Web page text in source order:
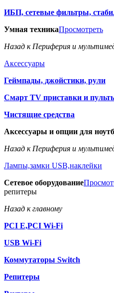
ИБП, сетевые фильтры,
Умная техникаПросмотреть
Назад к Периферия и
Аксессуары
Геймпады, джойстики, рули
Смарт TV приставки и
Чистящие средства
Аксессуары и опции для
Назад к Периферия и
Лампы,замки USB,наклейки
Сетевое оборудование
репитеры
Назад к главному
PCI E,PCI Wi-Fi
USB Wi-Fi
Коммутаторы Switch
Репитеры